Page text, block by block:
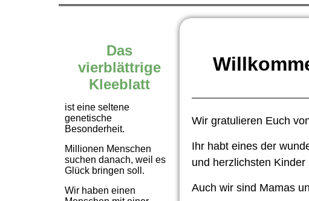
Wir gratulieren Euch
Ihr habt eines der
und herzlichsten Kinder
Auch wir sind Mamas
Das
vierblättrige
Kleeblatt
ist eine seltene
genetische
Besonderheit.
Millionen Menschen
suchen danach, weil es
Glück bringen soll.
Wir haben einen